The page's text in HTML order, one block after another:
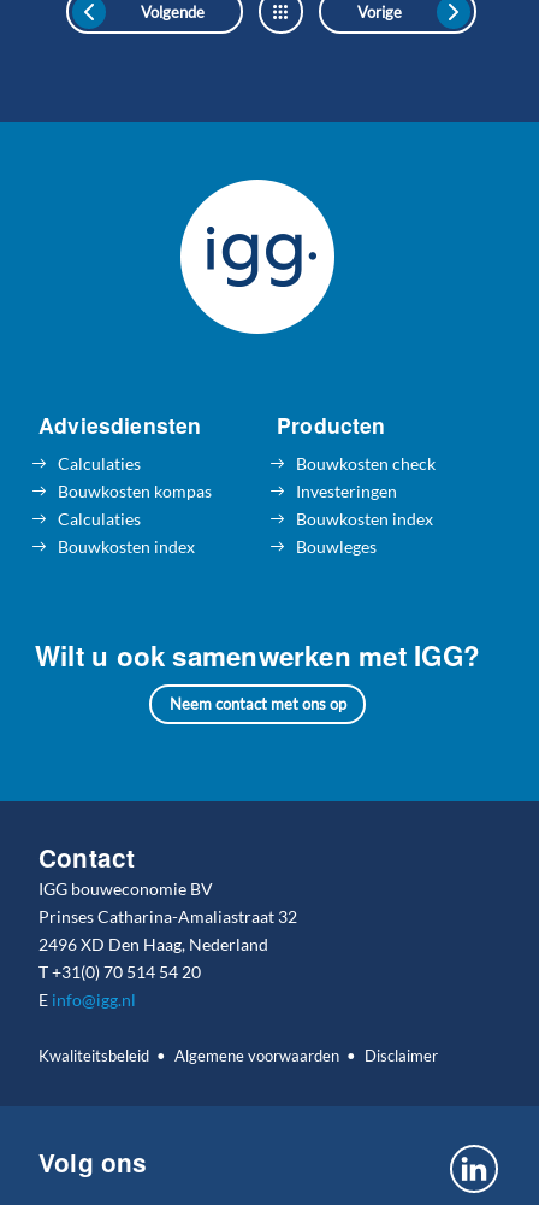
Volgende Vorige
Adviesdiensten
Calculaties
Bouwkosten kompas
Calculaties
Bouwkosten index
Producten
Bouwkosten check
Investeringen
Bouwkosten index
Bouwleges
Wilt u ook samenwerken met IGG?
Neem contact met ons op
Contact
IGG bouweconomie BV
Prinses Catharina-Amaliastraat 32
2496 XD Den Haag, Nederland
T+31(0) 70 514 54 20
E info@igg.nl
Kwaliteitsbeleid Algemene voorwaarden Disclaimer
Volg ons